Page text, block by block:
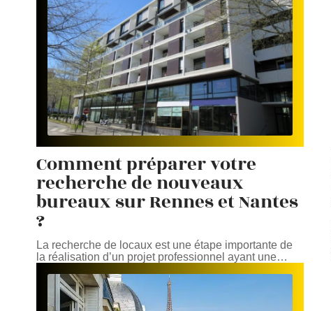
Comment préparer votre
recherche de nouveaux
bureaux sur Rennes et Nantes
?
La recherche de locaux est une étape importante de
la réalisation d’un projet professionnel ayant une…